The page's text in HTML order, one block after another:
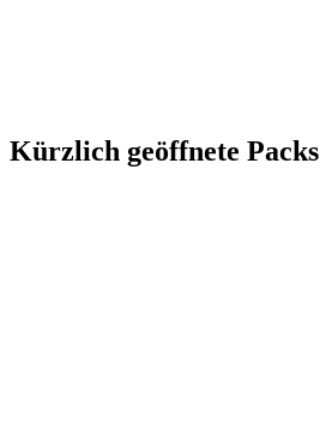
Kürzlich geöffnete Packs